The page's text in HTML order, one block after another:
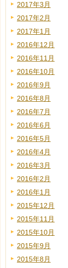
2017年3月
2017年2月
2017年1月
2016年12月
2016年11月
2016年10月
2016年9月
2016年8月
2016年7月
2016年6月
2016年5月
2016年4月
2016年3月
2016年2月
2016年1月
2015年12月
2015年11月
2015年10月
2015年9月
2015年8月